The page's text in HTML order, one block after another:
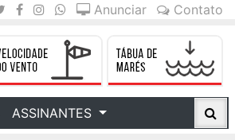
Anunciar Contato
ASSINANTES